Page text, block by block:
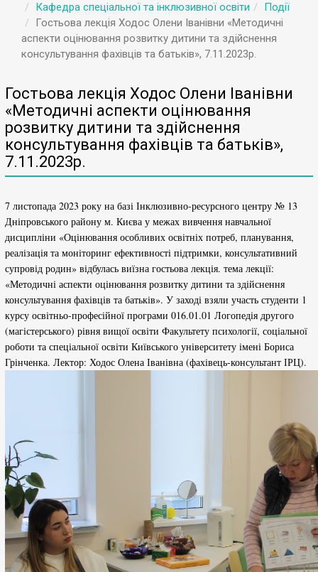
Кафедра спеціальної та інклюзивної освіти
Події
Гостьова лекція Ходос Олени Іванівни «Методичні
аспекти оцінювання розвитку дитини та здійснення
консультування фахівців та батьків», 7.11.2023р.
Гостьова лекція Ходос Олени Іванівни
«Методичні аспекти оцінювання
розвитку дитини та здійснення
консультування фахівців та батьків»,
7.11.2023р.
7 листопада 2023 року на базі Інклюзивно-ресурсного центру № 13
Дніпровського району м. Києва у межах вивчення навчальної
дисципліни «Оцінювання особливих освітніх потреб, планування,
реалізація та моніторинг ефективності підтримки, консультативний
супровід родин» відбулась виїзна гостьова лекція. тема лекції:
«Методичні аспекти оцінювання розвитку дитини та здійснення
консультування фахівців та батьків». У заході взяли участь студенти 1
курсу освітньо-професійної програми 016.01.01 Логопедія другого
(магістерського) рівня вищої освіти Факультету психології, соціальної
роботи та спеціальної освіти Київського університету імені Бориса
Грінченка. Лектор: Ходос Олена Іванівна (фахівець-консультант ІРЦ).